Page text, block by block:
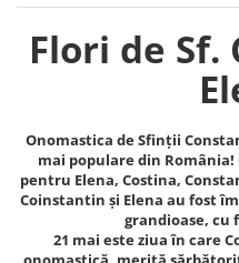
Flori de
Onomastica de Sfinții
mai populare din
pentru Elena, Costina,
Coinstantin și Elena au fost
grandioase, cu
21 mai este ziua în care